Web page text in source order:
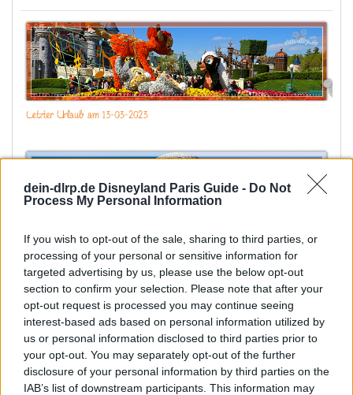
dein-dlrp.de Disneyland Paris Guide - Do Not
Process My Personal Information
If you wish to opt-out of the sale, sharing to third parties, or
processing of your personal or sensitive information for
targeted advertising by us, please use the below opt-out
section to confirm your selection. Please note that after your
opt-out request is processed you may continue seeing
interest-based ads based on personal information utilized by
us or personal information disclosed to third parties prior to
your opt-out. You may separately opt-out of the further
disclosure of your personal information by third parties on the
IAB’s list of downstream participants. This information may
r
t
u
n
g
MinervaMouse
G Gelöschtes Mitglied 4894
Gast
24 Mai 2021 #208